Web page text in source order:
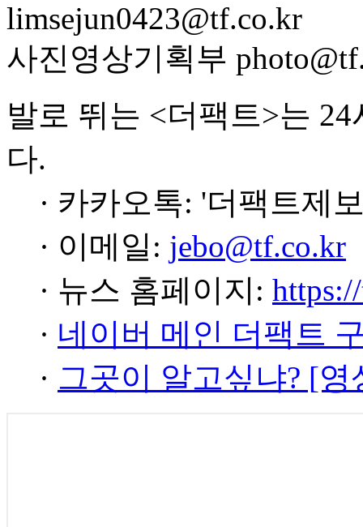
limsejun0423@tf.co.kr
사진영상기획부
발로 뛰는 <더팩트>는
다.
· 카카오톡: '더팩트제
· 이메일: jebo@tf.co.kr
· 뉴스 홈페이지:
· 네이버 메인 더팩트
· 그곳이 알고싶냐? [